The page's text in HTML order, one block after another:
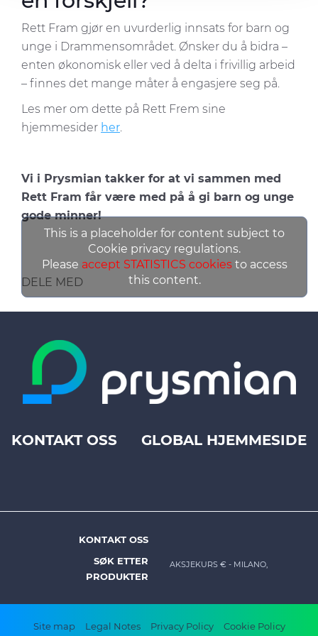
provided to them or that they’ve collected from your use
of their services.
Rett Fram gjør en uvurderlig innsats for barn og
unge i Drammensområdet. Ønsker du å bidra –
enten økonomisk eller ved å delta i frivillig arbeid
– finnes det mange måter å engasjere seg på.
Les mer om dette på Rett Frem sine
hjemmesider her.
Vi i Prysmian takker for at vi sammen med
Rett Fram får være med på å gi barn og unge
gode minner!
DELE MED
This is a placeholder for content subject to
Cookie privacy regulations.
Please accept STATISTICS cookiesto access
this content.
Footer
Prysmian
KONTAKT OSS GLOBAL HJEMMESIDE
Footer
menu
-
Prysmian
KONTAKT OSS
SØK ETTER
PRODUKTER
AKSJEKURS € - MILANO,
Footer
Site map Legal Notes Privacy Policy Cookie Policy